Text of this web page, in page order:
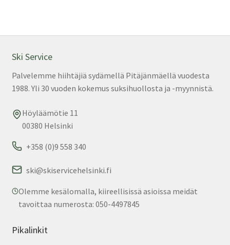
Ski Service
Palvelemme hiihtäjiä sydämellä Pitäjänmäellä vuodesta
1988. Yli 30 vuoden kokemus suksihuollosta ja -myynnistä.
Höyläämötie 11
00380 Helsinki
+358 (0)9 558 340
ski@skiservicehelsinki.fi
Olemme kesälomalla, kiireellisissä asioissa meidät
tavoittaa numerosta: 050-4497845
Pikalinkit